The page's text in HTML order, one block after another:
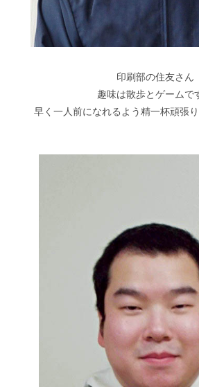
印刷部の住友さん
趣味は散歩とゲームで
早く一人前になれるよう精一杯頑張り